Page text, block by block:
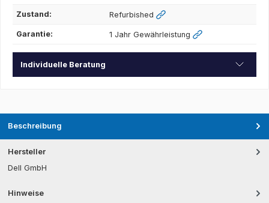
Zustand: Refurbished
Garantie: 1 Jahr Gewährleistung
Individuelle Beratung
Beschreibung
Hersteller
Dell GmbH
Hinweise